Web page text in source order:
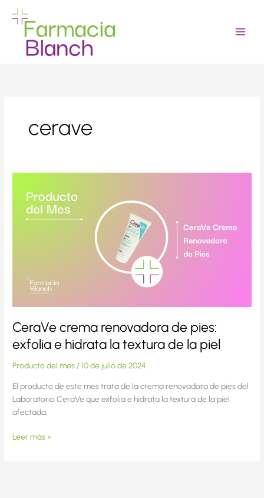
contenido
cerave
CeraVe crema renovadora de pies:
exfolia e hidrata la textura de la piel
Producto del mes /10 de julio de 2024
El producto de este mes trata de la crema renovadora de pies del
Laboratorio CeraVe que exfolia e hidrata la textura de la piel
afectada.
crema
renovadora
textura
de
la
piel
Leer más »